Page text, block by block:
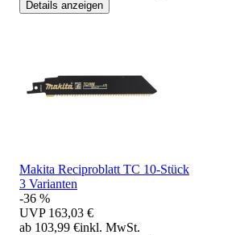
Details anzeigen
Makita Reciproblatt TC 10-Stück
3 Varianten
-36 %
UVP 163,03 €
ab 103,99 €inkl. MwSt.